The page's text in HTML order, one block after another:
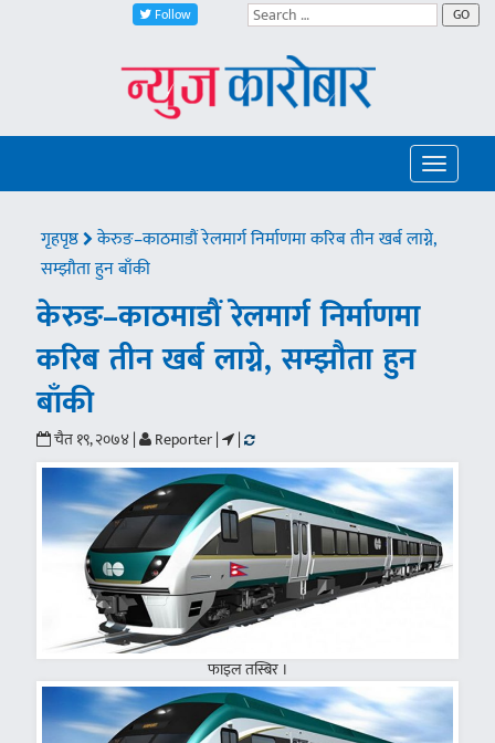
Follow GO
Toggle
गृहपृष्ठ
केरुङ–काठमाडौं रेलमार्ग निर्माणमा करिब तीन खर्ब लाग्ने,
सम्झौता हुन बाँकी
केरुङ–काठमाडौं रेलमार्ग निर्माणमा
करिब तीन खर्ब लाग्ने, सम्झौता हुन
बाँकी
चैत १९, २०७४ | Reporter | |
फाइल तस्बिर ।